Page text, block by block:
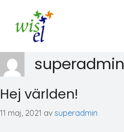
innehåll
superadmin
Hej världen!
11 maj, 2021 av superadmin